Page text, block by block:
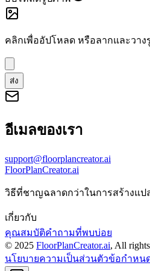
คลิกเพื่ออัปโหลด หรือลากและวาง
ส่ง
อีเมลของเรา
support@floorplancreator.ai
FloorPlanCreator.ai
วิธีที่ชาญฉลาดกว่าในการสร้างแ
เกี่ยวกับ
คุณสมบัติคำถามที่พบบ่อย
© 2025 FloorPlanCreator.ai, All
นโยบายความเป็นส่วนตัวข้อกำหน